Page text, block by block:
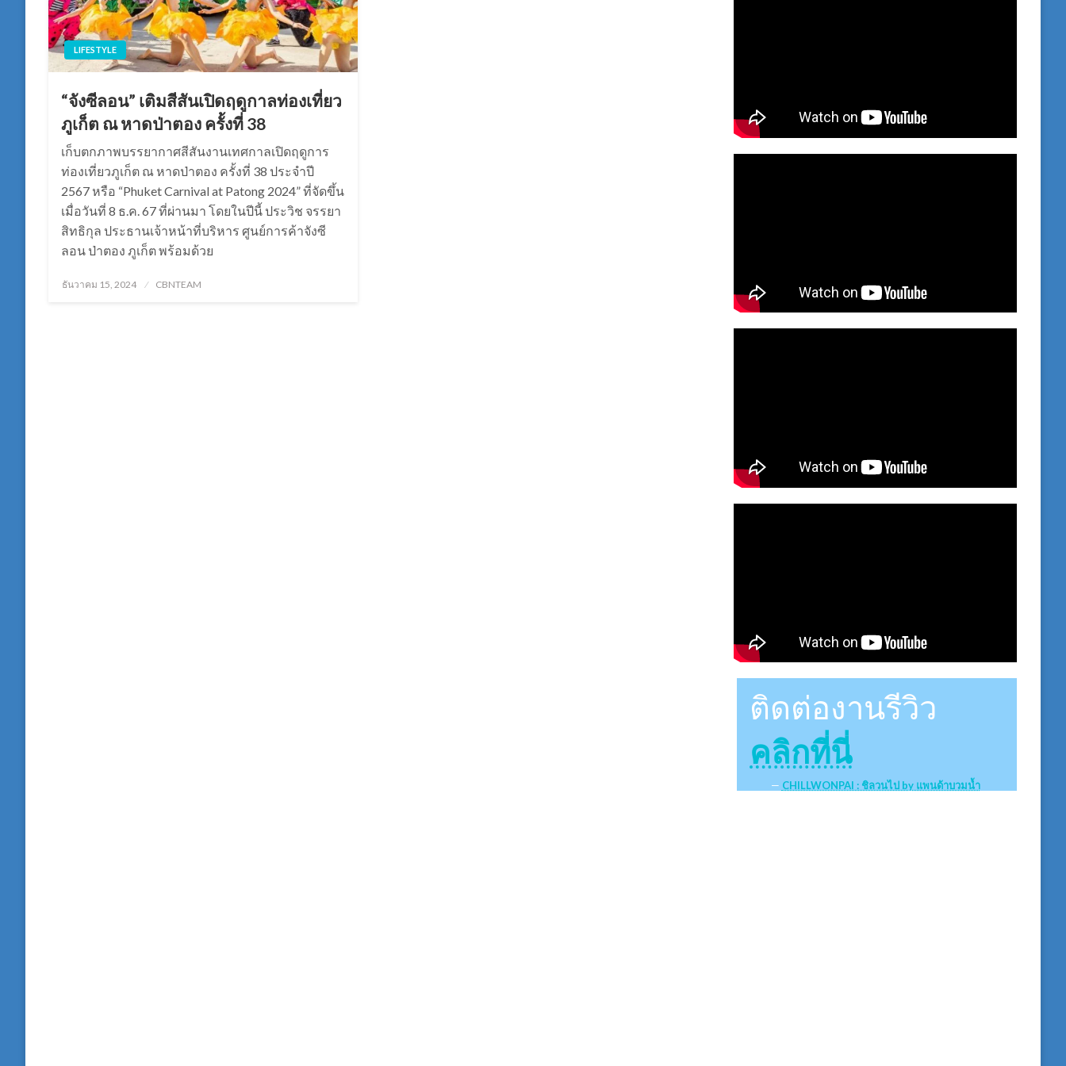
LIFESTYLE
“จังซีลอน” เติมสีสันเปิดฤดูกาลท่องเที่ยว
ภูเก็ต ณ หาดป่าตอง ครั้งที่ 38
เก็บตกภาพบรรยากาศสีสันงานเทศกาลเปิดฤดูการ
ท่องเที่ยวภูเก็ต ณ หาดป่าตอง ครั้งที่ 38 ประจำปี
2567 หรือ “Phuket Carnival at Patong 2024” ที่จัดขึ้น
เมื่อวันที่ 8 ธ.ค. 67 ที่ผ่านมา โดยในปีนี้ ประวิช จรรยา
สิทธิกุล ประธานเจ้าหน้าที่บริหาร ศูนย์การค้าจังซี
ลอน ป่าตอง ภูเก็ต พร้อมด้วย
Posted
ธันวาคม 15, 2024 CBNTEAM
ติดต่องานรีวิว
คลิกที่นี่
CHILLWONPAI : ชิลวนไป by แพนด้าบวมน้ำ